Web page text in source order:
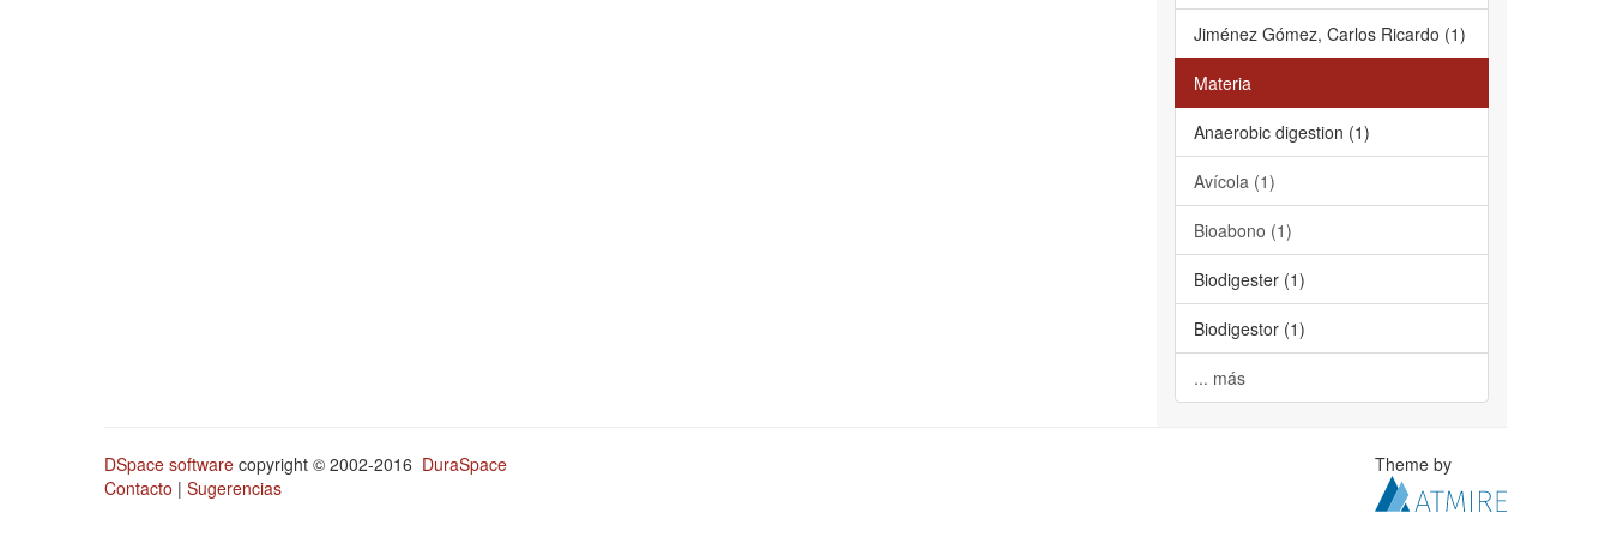
Jiménez Gómez, Carlos Ricardo (1)
Materia
Anaerobic digestion (1)
Avícola (1)
Bioabono (1)
Biodigester (1)
Biodigestor (1)
... más
DSpace software copyright © 2002-2016 DuraSpace
Contacto | Sugerencias
Theme by